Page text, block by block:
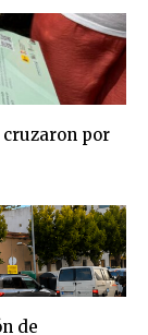
por
de